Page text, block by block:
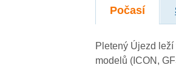
Počasí
Pletený Újezd
modelů (ICON,